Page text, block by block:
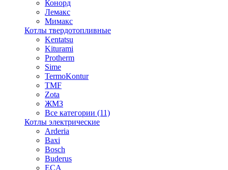
Конорд
Лемакс
Мимакс
Котлы твердотопливные
Kentatsu
Kiturami
Protherm
Sime
TermoKontur
TMF
Zota
ЖМЗ
Все категории (11)
Котлы электрические
Arderia
Baxi
Bosch
Buderus
ECA